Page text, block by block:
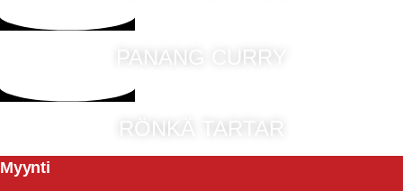
PANANG CURRY
RÖNKÄ TARTAR
Myynti